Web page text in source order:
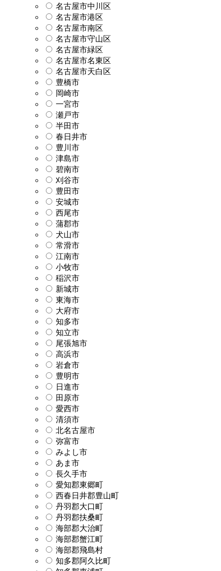
名古屋市中川区
名古屋市港区
名古屋市南区
名古屋市守山区
名古屋市緑区
名古屋市名東区
名古屋市天白区
豊橋市
岡崎市
一宮市
瀬戸市
半田市
春日井市
豊川市
津島市
碧南市
刈谷市
豊田市
安城市
西尾市
蒲郡市
犬山市
常滑市
江南市
小牧市
稲沢市
新城市
東海市
大府市
知多市
知立市
尾張旭市
高浜市
岩倉市
豊明市
日進市
田原市
愛西市
清須市
北名古屋市
弥富市
みよし市
あま市
長久手市
愛知郡東郷町
西春日井郡豊山町
丹羽郡大口町
丹羽郡扶桑町
海部郡大治町
海部郡蟹江町
海部郡飛島村
知多郡阿久比町